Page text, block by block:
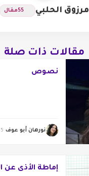
مرزوق الحلبي 55مقال
مقالات ذات صلة
نصوص
نورهان أبو عوف 5 يونيو 2025
إماطة الأذى عن